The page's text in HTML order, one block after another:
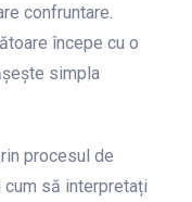
confruntare.
începe cu o
simpla
procesul de
cum să interpretați